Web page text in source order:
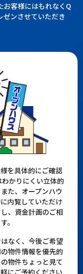
お客様にはもれなくQ
ンさせていただき
を具体的にご確認
かりにくい立体的
た、オープンハウ
内覧していただけ
、資金計画のご相
。
なく、今後ご希望
物件情報を優先的
物件ちょっと見て